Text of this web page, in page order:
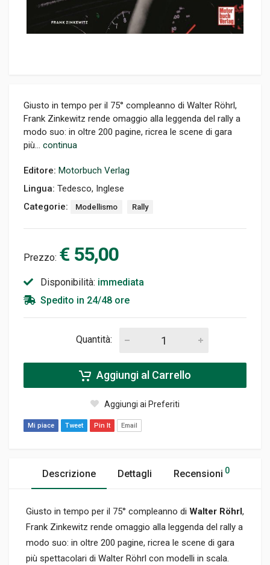
Giusto in tempo per il 75° compleanno di Walter Röhrl,
Frank Zinkewitz rende omaggio alla leggenda del rally a
modo suo: in oltre 200 pagine, ricrea le scene di gara
più... continua
Editore: Motorbuch Verlag
Lingua: Tedesco, Inglese
Categorie:
Modellismo Rally
Prezzo: € 55,00
Disponibilità: immediata
Spedito in 24/48 ore
Quantità:
Aggiungi al Carrello
Aggiungi ai Preferiti
Mi piace Tweet Pin It Email
Descrizione Dettagli Recensioni 0
Giusto in tempo per il 75° compleanno di Walter Röhrl,
Frank Zinkewitz rende omaggio alla leggenda del rally a
modo suo: in oltre 200 pagine, ricrea le scene di gara
più spettacolari di Walter Röhrl con modelli in scala.